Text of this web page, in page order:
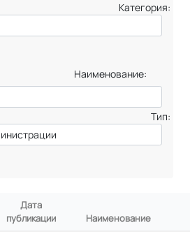
Категория:
Наименование:
Тип:
Дата
публикации
Наименование